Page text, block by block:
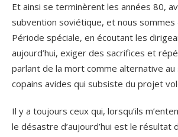
Et ainsi se terminèrent les années 80,
subvention soviétique, et nous sommes
Période spéciale, en écoutant les
aujourd’hui, exiger des sacrifices et
parlant de la mort comme alternative au
copains avides qui subsiste du projet
Il y a toujours ceux qui, lorsqu’ils
le désastre d’aujourd’hui est le résultat